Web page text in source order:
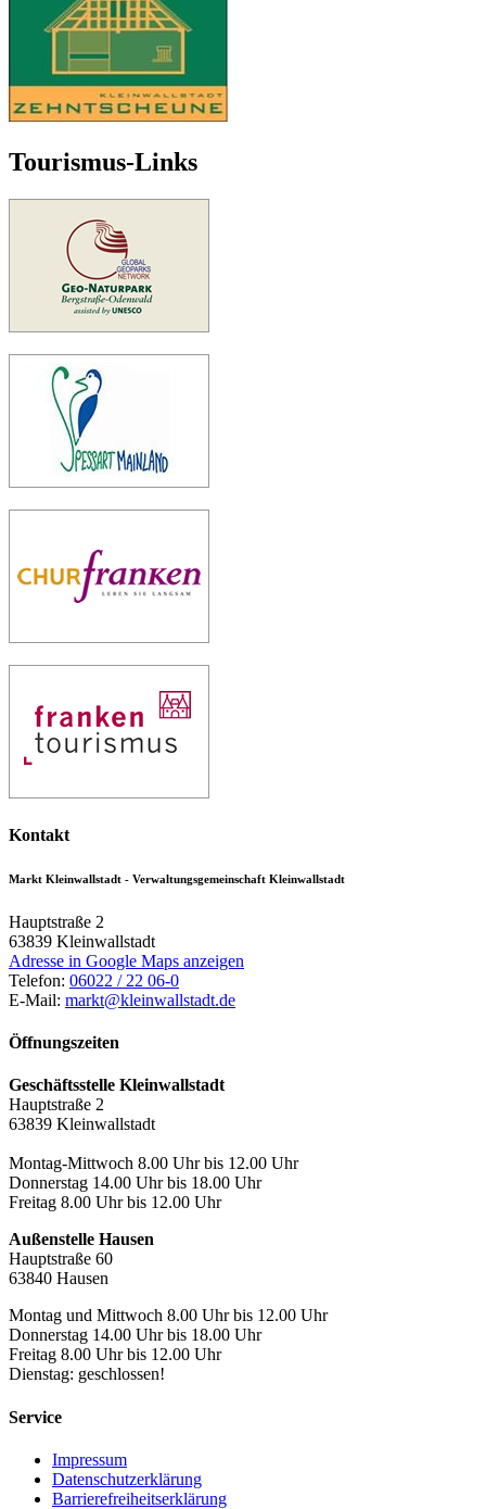
Tourismus-Links
Kontakt
Markt Kleinwallstadt - Verwaltungsgemeinschaft Kleinwallstadt
Hauptstraße 2
63839 Kleinwallstadt
Adresse in Google Maps anzeigen
Telefon: 06022 / 22 06-0
E-Mail: markt@kleinwallstadt.de
Öffnungszeiten
Geschäftsstelle Kleinwallstadt
Hauptstraße 2
63839 Kleinwallstadt
Montag-Mittwoch 8.00 Uhr bis 12.00 Uhr
Donnerstag 14.00 Uhr bis 18.00 Uhr
Freitag 8.00 Uhr bis 12.00 Uhr
Außenstelle Hausen
Hauptstraße 60
63840 Hausen
Montag und Mittwoch 8.00 Uhr bis 12.00 Uhr
Donnerstag 14.00 Uhr bis 18.00 Uhr
Freitag 8.00 Uhr bis 12.00 Uhr
Dienstag: geschlossen!
Service
Impressum
Datenschutzerklärung
Barrierefreiheitserklärung